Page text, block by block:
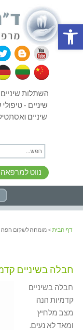
פתח סרגל
השתלות שיניים
שיניים -
נווט למרפאה
דף הבית > מומחה לשקום הפה
חבלה בשיניים
חבלה בשיניים
קדמיות הנה
מצב מלחיץ
ומאד לא נעים.